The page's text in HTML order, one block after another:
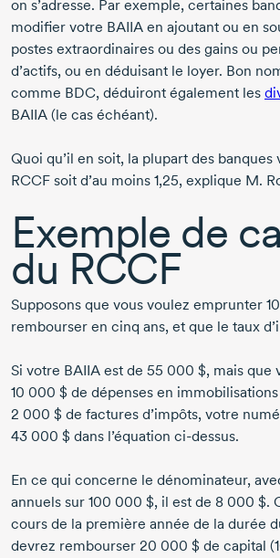
on s’adresse. Par exemple, certaines
modifier votre BAIIA en ajoutant ou en
postes extraordinaires ou des gains ou
d’actifs, ou en déduisant le loyer. Bon
comme BDC, déduiront également les
BAIIA (le cas échéant).
Quoi qu’il en soit, la plupart des banques
RCCF soit d’au moins 1,25, explique M.
Exemple de
du RCCF
Supposons que vous voulez emprunter
rembourser en cinq ans, et que le taux
Si votre BAIIA est de 55 000 $, mais que
10 000 $ de dépenses en
2 000 $ de factures d’impôts, votre
43 000 $ dans l’équation ci-dessus.
En ce qui concerne le dénominateur,
annuels sur 100 000 $, il est de 8 000 $.
cours de la première année de la durée
devrez rembourser 20 000 $ de capital (